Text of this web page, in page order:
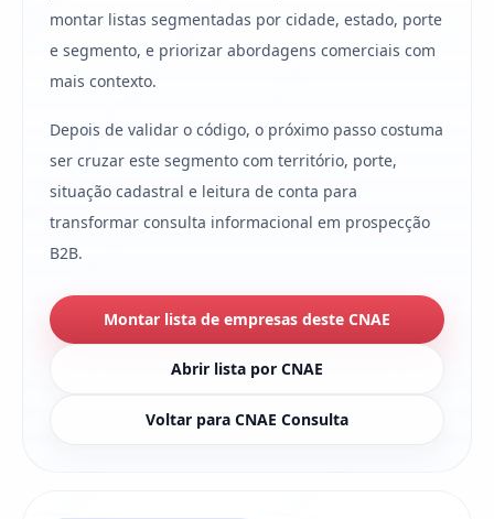
montar listas segmentadas por cidade, estado, porte
e segmento, e priorizar abordagens comerciais com
mais contexto.
Depois de validar o código, o próximo passo costuma
ser cruzar este segmento com território, porte,
situação cadastral e leitura de conta para
transformar consulta informacional em prospecção
B2B.
Montar lista de empresas deste CNAE
Abrir lista por CNAE
Voltar para CNAE Consulta